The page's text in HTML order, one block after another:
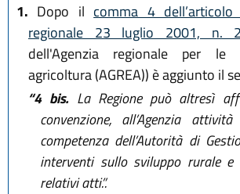
1. Dopo il comma 4
regionale 23 luglio 2001, n.
dell'Agenzia regionale per le
agricoltura (AGREA)) è aggiunto il
“4 bis.La Regione può altresì
convenzione, all’Agenzia
competenza dell’Autorità di
interventi sullo sviluppo rurale e
relativi atti.”.